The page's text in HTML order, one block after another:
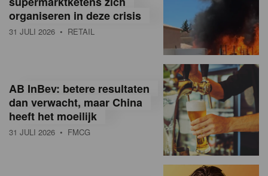
e
a
organiseren in deze crisis
31 JULI 2026 • RETAIL
AB InBev: betere resultaten
dan verwacht, maar China
heeft het moeilijk
31 JULI 2026 • FMCG